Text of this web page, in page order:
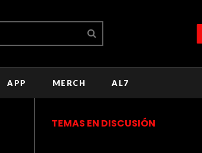
APP MERCH AL7
TEMAS EN DISCUSIÓN